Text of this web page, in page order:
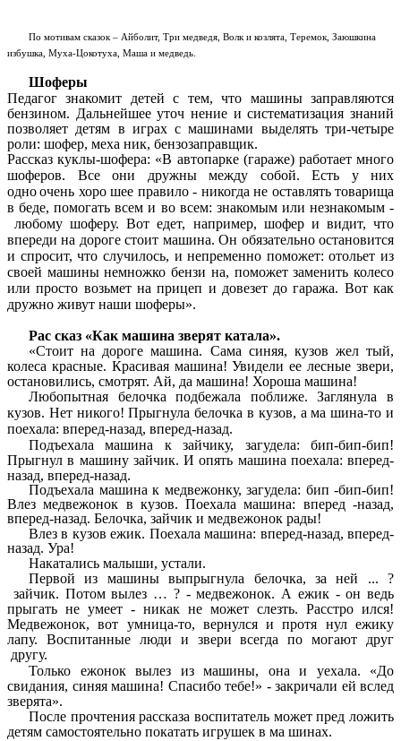
По мотивам сказок – Айболит, Три медведя, Волк и козлята, Теремок, Заюшкина
избушка, Муха-Цокотуха, Маша и медведь.
Шоферы
Педагог знакомит детей с тем, что машины заправляются
бензином. Дальнейшее уточ нение и систематизация знаний
позволяет детям в играх с машинами выделять три-четыре
роли: шофер, мexa ник, бензозаправщик.
Рассказ куклы-шофера: «В автопарке (гараже) работает много
шоферов. Все они дружны между собой. Есть у них
одно очень хоро шее правило - никогда не оставлять товарища
в беде, помогать всем и во всем: знакомым или незнакомым -
любому шоферу. Вот едет, например, шофер и видит, что
впереди на дороге стоит машина. Он обязательно остановится
и спросит, что случилось, и непременно поможет: отольет из
своей машины немножко бензи на, поможет заменить колесо
или просто возьмет на прицеп и довезет до гаража. Вот как
дружно живут наши шоферы».
Рас сказ «Как машина зверят катала».
«Стоит на дороге машина. Сама синяя, кузов жел тый,
колеса красные. Красивая машина! Увидели ее лесные звери,
остановились, смотрят. Ай, да машина! Хороша машина!
Любoпытная белочка подбежала поближе. Заглянула в
кузов. Нет никого! Прыгнула белочка в кузов, а ма шина-то и
поехала: вперед-назад, вперед-назад.
Подъехала машина к зайчику, загудела: бип-бип-бип!
Прыгнул в машину зайчик. И опять машина поехала: вперед-
назад, вперед-назад.
Подъехала машина к медвежонку, загудела: бип -бип-бип!
Влез медвежонок в кузов. Поехала машина: вперед -назад,
вперед-назад. Белочка, зайчик и медвежонок рады!
Влез в кузов ежик. Поехала машина: вперед-назад, вперед-
назад. Ура!
Накатались малыши, устали.
Первой из машины выпрыгнула белочка, за ней ... ?
зайчик. Потом вылез … ? - медвежонок. А ежик - он ведь
прыгать не умеет - никак не может слезть. Расстро ился!
Медвежонок, вот умница-то, вернулся и протя нул ежику
лапу. Воспитанные люди и звери всегда по могают друг
другу.
Только ежонок вылез из машины, она и уехала. «До
свидания, синяя машина! Спасибо тебе!» - закричали ей вслед
зверята».
После прочтения рассказа воспитатель может пред ложить
детям самостоятельно покатать игрушек в ма шинах.